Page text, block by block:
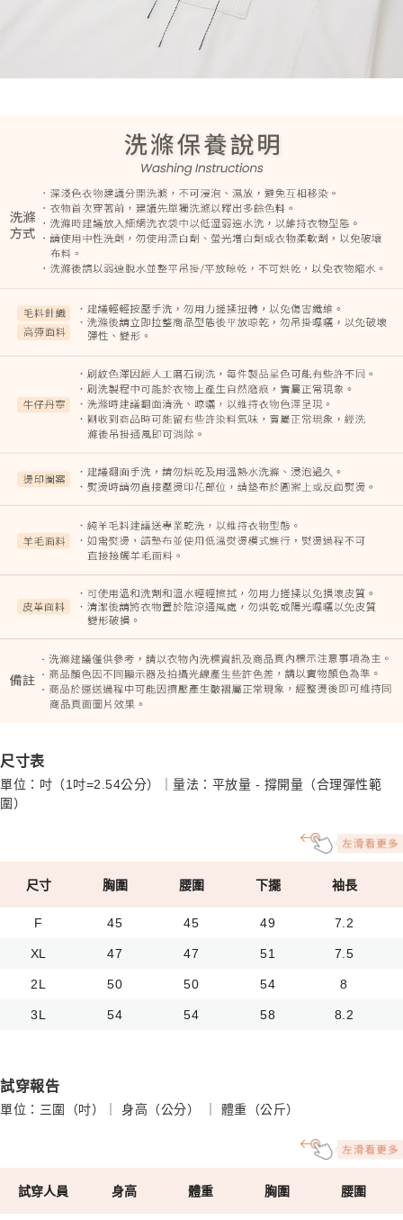
尺寸表
單位：吋（1吋=2.54公分）｜量法：平放量 - 撐開量（合理彈性範
圍）
尺寸 胸圍 腰圍 下擺 袖長
F 45 45 49 7.2
XL 47 47 51 7.5
2L 50 50 54 8
3L 54 54 58 8.2
試穿報告
單位：三圍（吋）｜ 身高（公分） ｜ 體重（公斤）
試穿人員 身高 體重 胸圍 腰圍